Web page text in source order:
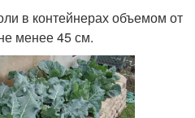
в контейнерах объемом от
менее 45 см.